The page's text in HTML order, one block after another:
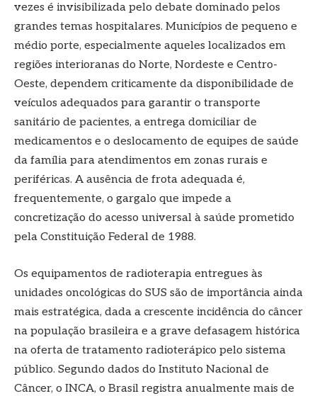
vezes é invisibilizada pelo debate dominado pelos
grandes temas hospitalares. Municípios de pequeno e
médio porte, especialmente aqueles localizados em
regiões interioranas do Norte, Nordeste e Centro-
Oeste, dependem criticamente da disponibilidade de
veículos adequados para garantir o transporte
sanitário de pacientes, a entrega domiciliar de
medicamentos e o deslocamento de equipes de saúde
da família para atendimentos em zonas rurais e
periféricas. A ausência de frota adequada é,
frequentemente, o gargalo que impede a
concretização do acesso universal à saúde prometido
pela Constituição Federal de 1988.
Os equipamentos de radioterapia entregues às
unidades oncológicas do SUS são de importância ainda
mais estratégica, dada a crescente incidência do câncer
na população brasileira e a grave defasagem histórica
na oferta de tratamento radioterápico pelo sistema
público. Segundo dados do Instituto Nacional de
Câncer, o INCA, o Brasil registra anualmente mais de